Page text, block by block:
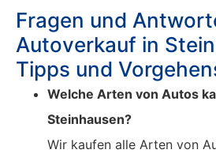
Fragen und
Autoverkauf in
Tipps und
Welche Arten von Autos
Steinhausen?
Wir kaufen alle Arten von